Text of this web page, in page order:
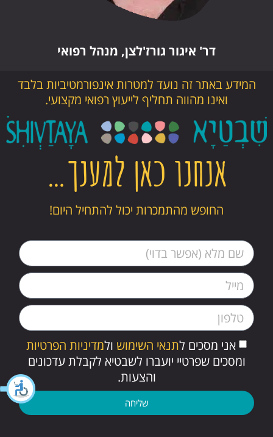
דר' איגור גורז'לצן, מנהל רפואי
המידע באתר זה נועד למטרות אינפורמטיביות בלבד
ואינו מהווה תחליף לייעוץ רפואי מקצועי.
אנחנו כאן למענך…
החופש מהתמכרות יכול להתחיל היום!
אני מסכים לתנאי השימוש ולמדיניות הפרטיות
ומסכים שפרטיי יועברו לשבטיא לקבלת עדכונים
והצעות.
שליחה